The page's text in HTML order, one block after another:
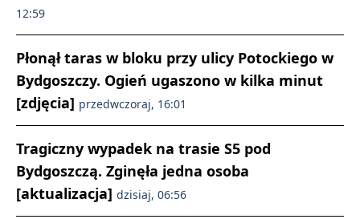
12:59
Płonął taras w bloku przy ulicy Potockiego w
Bydgoszczy. Ogień ugaszono w kilka minut
[zdjęcia] przedwczoraj, 16:01
Tragiczny wypadek na trasie S5 pod
Bydgoszczą. Zginęła jedna osoba
[aktualizacja] dzisiaj, 06:56